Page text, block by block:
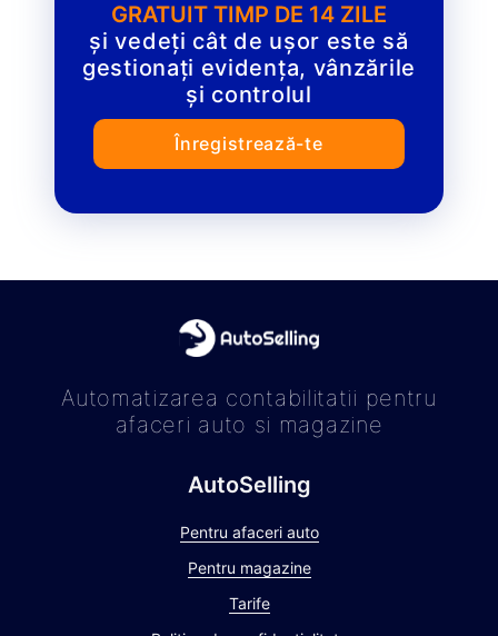
GRATUIT TIMP DE 14 ZILE
și vedeți cât de ușor este să
gestionați evidența, vânzările
și controlul
Înregistrează-te
Automatizarea contabilitatii pentru
afaceri auto si magazine
AutoSelling
Pentru afaceri auto
Pentru magazine
Tarife